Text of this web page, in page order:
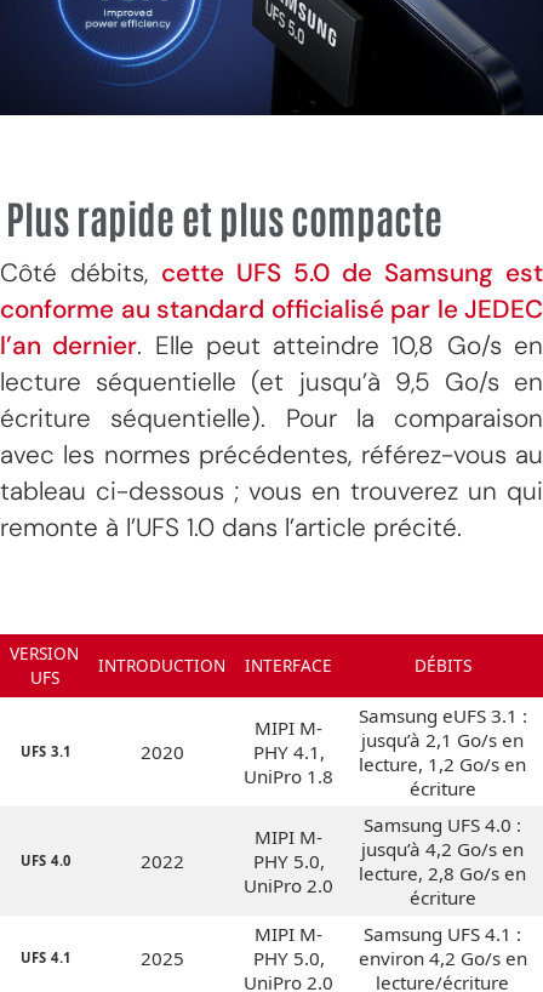
Plus rapide et plus compacte
Côté débits, cette UFS 5.0 de Samsung est
conforme au standard officialisé par le JEDEC
l’an dernier. Elle peut atteindre 10,8 Go/s en
lecture séquentielle (et jusqu’à 9,5 Go/s en
écriture séquentielle). Pour la comparaison
avec les normes précédentes, référez-vous au
tableau ci-dessous ; vous en trouverez un qui
remonte à l’UFS 1.0 dans l’article précité.
VERSION
UFS
INTRODUCTION INTERFACE DÉBITS
UFS 3.1 2020
MIPI M-
PHY 4.1,
UniPro 1.8
Samsung eUFS 3.1 :
jusqu’à 2,1 Go/s en
lecture, 1,2 Go/s en
écriture
UFS 4.0 2022
MIPI M-
PHY 5.0,
UniPro 2.0
Samsung UFS 4.0 :
jusqu’à 4,2 Go/s en
lecture, 2,8 Go/s en
écriture
UFS 4.1 2025
MIPI M-
PHY 5.0,
UniPro 2.0
Samsung UFS 4.1 :
environ 4,2 Go/s en
lecture/écriture